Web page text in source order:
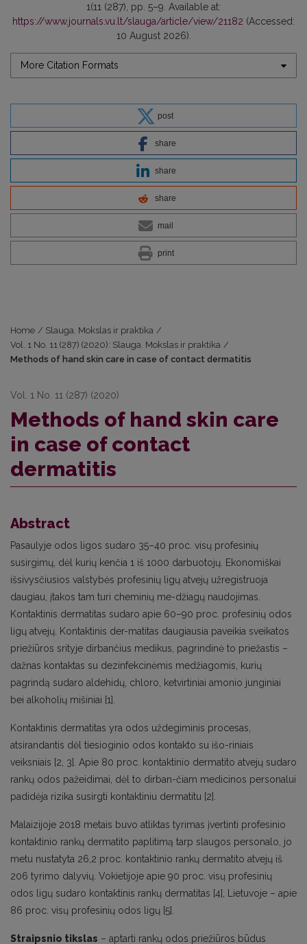
1(11 (287), pp. 5–9. Available at:
https://www.journals.vu.lt/slauga/article/view/21182 (Accessed:
10 August 2026).
More Citation Formats
post
share
share
share
mail
print
Home / Slauga. Mokslas ir praktika /
Vol. 1 No. 11 (287) (2020): Slauga. Mokslas ir praktika /
Methods of hand skin care in case of contact dermatitis
Vol. 1 No. 11 (287) (2020)
Methods of hand skin care
in case of contact
dermatitis
Abstract
Pasaulyje odos ligos sudaro 35–40 proc. visų profesinių
susirgimų, dėl kurių kenčia 1 iš 1000 darbuotojų. Ekonomiškai
išsivysčiusios valstybės profesinių ligų atvejų užregistruoja
daugiau, įtakos tam turi cheminių me-džiagų naudojimas.
Kontaktinis dermatitas sudaro apie 60–90 proc. profesinių odos
ligų atvejų. Kontaktinis der-matitas daugiausia paveikia sveikatos
priežiūros srityje dirbančius medikus, pagrindinė to priežastis –
dažnas kontaktas su dezinfekcinėmis medžiagomis, kurių
pagrindą sudaro aldehidų, chloro, ketvirtiniai amonio junginiai
bei alkoholių mišiniai [1].
Kontaktinis dermatitas yra odos uždegiminis procesas,
atsirandantis dėl tiesioginio odos kontakto su išo-riniais
veiksniais [2, 3]. Apie 80 proc. kontaktinio dermatito atvejų sudaro
rankų odos pažeidimai, dėl to dirban-čiam medicinos personalui
padidėja rizika susirgti kontaktiniu dermatitu [2].
Malaizijoje 2018 metais buvo atliktas tyrimas įvertinti profesinio
kontaktinio rankų dermatito paplitimą tarp slaugos personalo, jo
metu nustatyta 26,2 proc. kontaktinio rankų dermatito atvejų iš
206 tyrimo dalyvių. Vokietijoje apie 90 proc. visų profesinių
odos ligų sudaro kontaktinis rankų dermatitas [4], Lietuvoje – apie
86 proc. visų profesinių odos ligų [5].
Straipsnio tikslas – aptarti rankų odos priežiūros būdus